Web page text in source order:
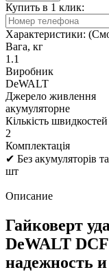
Купить в 1 клик:
Характеристики:
Вага, кг
1.1
Виробник
DeWALT
Джерело живлення
акумуляторне
Кількість швидкостей
2
Комплектація
✔ Без акумуляторів
шт
Описание
Гайковерт
DeWALT
надежность